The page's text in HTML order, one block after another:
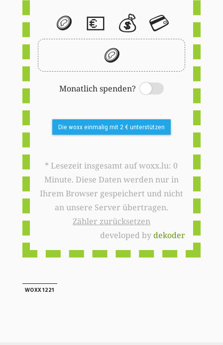
🪙 💶 💰 💳
🪙
Monatlich spenden?
Switch
Die woxx einmalig mit 2 € unterstützen
* Lesezeit insgesamt auf woxx.lu: 0
Minute. Diese Daten werden nur in
Ihrem Browser gespeichert und nicht
an unsere Server übertragen.
Zähler zurücksetzen
developed bydekoder
WOXX1221